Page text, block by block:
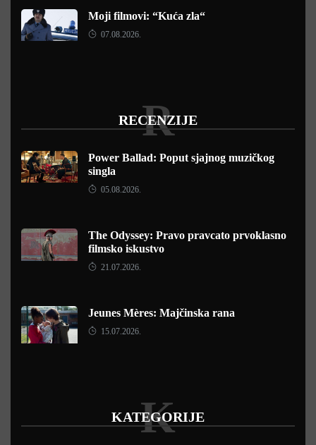
Moji filmovi: “Kuća zla“
07.08.2026.
RECENZIJE
R
Power Ballad: Poput sjajnog muzičkog
singla
05.08.2026.
The Odyssey: Pravo pravcato prvoklasno
filmsko iskustvo
21.07.2026.
Jeunes Mères: Majčinska rana
15.07.2026.
KATEGORIJE
K